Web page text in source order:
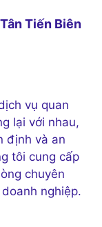
Tiến Biên
vụ quan
lại với nhau,
định và an
tôi cung cấp
chuyên
nghiệp.